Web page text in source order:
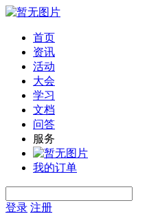
首页
资讯
活动
大会
学习
文档
问答
服务
我的订单
登录 注册